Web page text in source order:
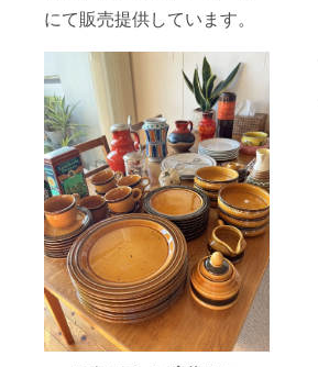
にて販売提供しています。